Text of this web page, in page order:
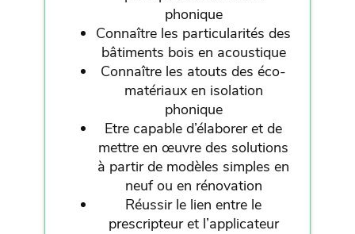
phonique
Connaître les particularités des
bâtiments bois en acoustique
Connaître les atouts des éco-
matériaux en isolation
phonique
Etre capable d’élaborer et de
mettre en œuvre des solutions
à partir de modèles simples en
neuf ou en rénovation
Réussir le lien entre le
prescripteur et l’applicateur